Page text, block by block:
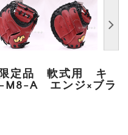
定品 軟式用 キ
M8-A エンジ×ブラ